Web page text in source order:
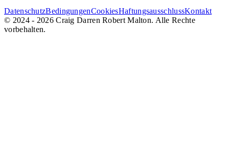
DatenschutzBedingungenCookiesHaftungsausschlussKontakt
© 2024 - 2026 Craig Darren Robert Malton. Alle Rechte
vorbehalten.